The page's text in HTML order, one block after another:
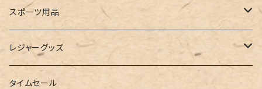
ルームシューズ
インソール
ローファー
ハンドバッグ
ボストンバッグ
バンドゥ
タンキニ
キャミキニ
ストール・マフラー
手袋
ポーチ
レインコート
スポーツ用品
トレーニング・スポーツウェア
トレーニンググッズ
レジャーグッズ
ビーチグッズ
タイムセール